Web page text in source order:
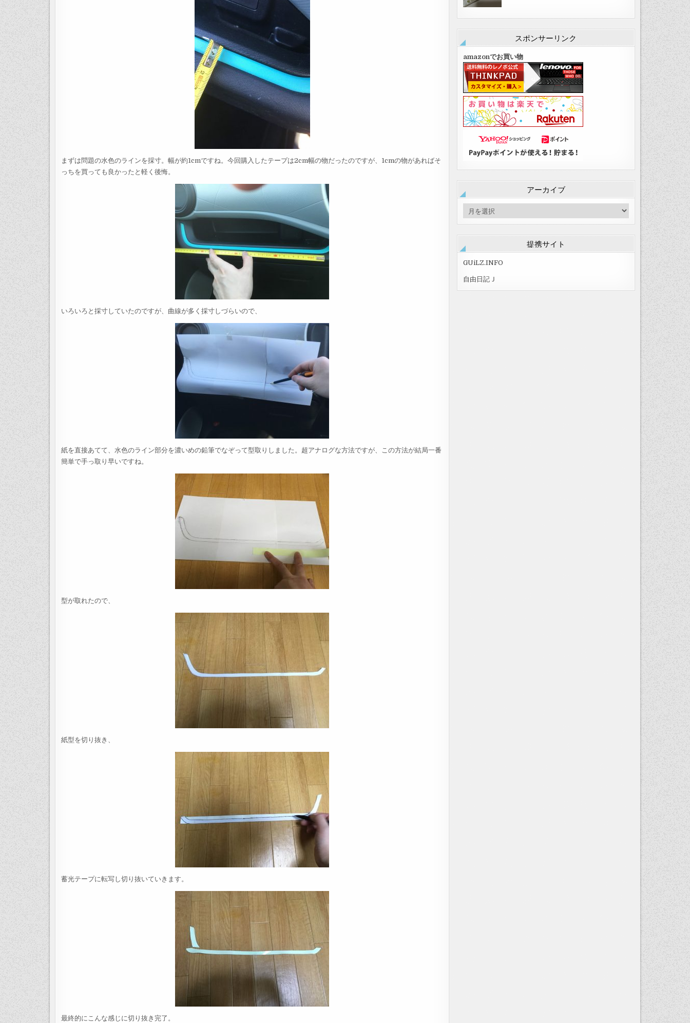
まずは問題の水色のラインを採寸。幅が約1cmですね。今回購入したテープは2cm幅の物だったのですが、1cmの物があればそ
っちを買っても良かったと軽く後悔。
いろいろと採寸していたのですが、曲線が多く採寸しづらいので、
紙を直接あてて、水色のライン部分を濃いめの鉛筆でなぞって型取りしました。超アナログな方法ですが、この方法が結局一番
簡単で手っ取り早いですね。
型が取れたので、
紙型を切り抜き、
蓄光テープに転写し切り抜いていきます。
最終的にこんな感じに切り抜き完了。
スポンサーリンク
amazonでお買い物
アーカイブ
ー
ブ
提携サイト
GUiLZ.INFO
自由日記Ｊ